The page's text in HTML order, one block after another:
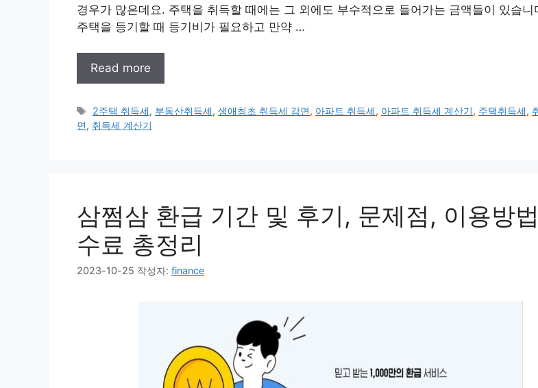
경우가 많은데요. 주택을 취득할 때에는 그 외에도 부수적으로 들어가는 금액들이 있습니
주택을 등기할 때 등기비가 필요하고 만약 …
Read more
태
그
2주택 취득세, 부동산취득세,생애최초 취득세 감면, 아파트 취득세, 아파트 취득세 계산기, 주택취득세,
면, 취득세 계산기
삼쩜삼 환급 기간 및 후기, 문제점, 이용방
수료 총정리
2023-10-25 작성자: finance